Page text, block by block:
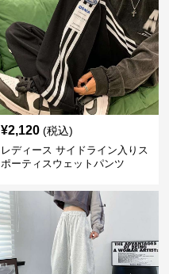
¥2,120 (税込)
レディース サイドライン入りス
ポーティスウェットパンツ